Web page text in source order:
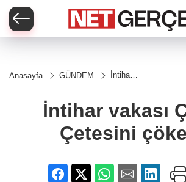
Anasayfa GÜNDEM
İntihar
Çetesini
çökertti
İntihar vakası
Çetesini